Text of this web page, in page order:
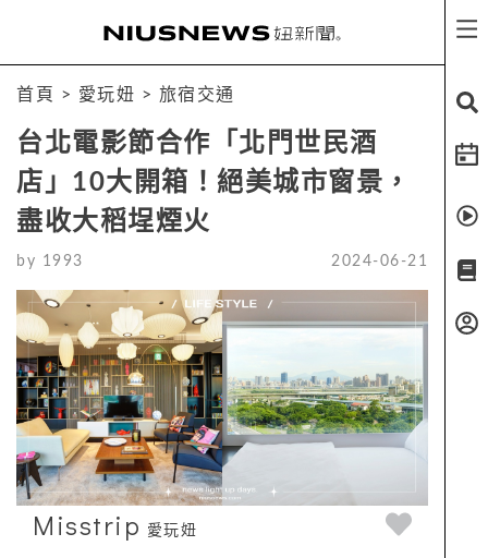
首頁 > 愛玩妞 > 旅宿交通
台北電影節合作「北門世民酒
店」10大開箱！絕美城市窗景，
盡收大稻埕煙火
by 1993 2024-06-21
Misstrip 愛玩妞